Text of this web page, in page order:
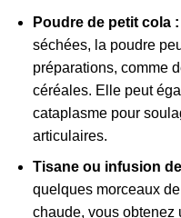
Poudre de petit cola :
séchées, la poudre
préparations, comme
céréales. Elle peut
cataplasme pour
articulaires.
Tisane ou infusion
quelques morceaux
chaude, vous obtenez